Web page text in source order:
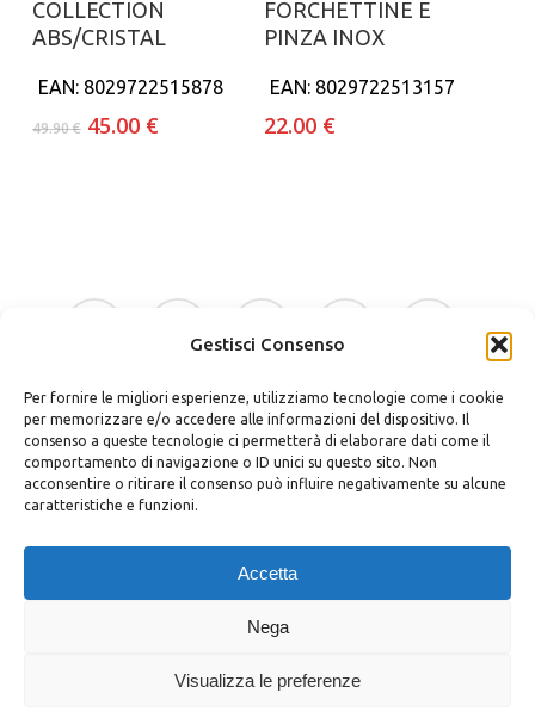
Gestisci Consenso
Per fornire le migliori esperienze, utilizziamo tecnologie come i cookie
per memorizzare e/o accedere alle informazioni del dispositivo. Il
consenso a queste tecnologie ci permetterà di elaborare dati come il
comportamento di navigazione o ID unici su questo sito. Non
acconsentire o ritirare il consenso può influire negativamente su alcune
caratteristiche e funzioni.
Accetta
Nega
Visualizza le preferenze
COLLECTION
ABS/CRISTAL
EAN: 8029722515878
49.90€ Il
45.00 €Il
FORCHETTINE E
PINZA INOX
EAN: 8029722513157
22.00 €
facebook
google-
instagram whatsapp tiktok
phone email
P.zza Vittorio Veneto 30 – 96012 Avola (SR)
P.iva 02037400898
Cookie Policy|Termini e Condizioni
© Bellino Regali Avola | Styled bysalvorubino.it